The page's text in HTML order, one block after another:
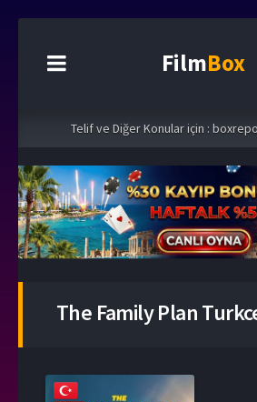
FilmBox
Telif ve Diğer Konular için :
The Family Plan